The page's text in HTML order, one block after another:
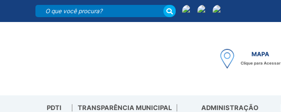
MAPA
Clique para Acessar
PDTI TRANSPARÊNCIA MUNICIPAL ADMINISTRAÇÃO